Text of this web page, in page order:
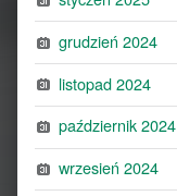
grudzień 2024
listopad 2024
październik 2024
wrzesień 2024